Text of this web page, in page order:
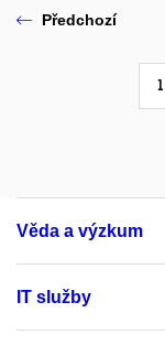
Předchozí
1
Věda a výzkum
IT služby